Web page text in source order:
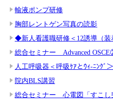
輸液ポンプ研修
胸部レントゲン写真の読影
◆新人看護職研修＜12誘導（
総合セミナー Advanced
人工呼吸器＜呼吸ｹｱとｳｨ-ﾆﾝｸﾞ＞
院内BLS講習
総合セミナー 心電図「すこ